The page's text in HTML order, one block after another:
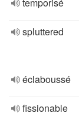
spluttered
éclaboussé
fissionable